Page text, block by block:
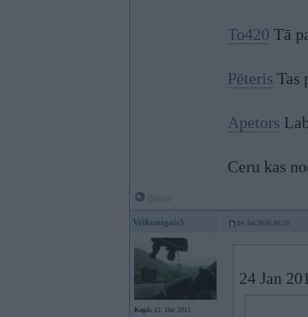
To420 Tā
Pēteris Tas
Apetors
Ceru kas
Veiksmigais5 24. Jan 2016, 00:26
Kopš: 12. Dec 2011
24 Jan